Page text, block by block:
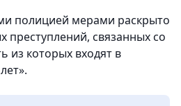
полицией мерами раскрыто
преступлений, связанных со
из которых входят в